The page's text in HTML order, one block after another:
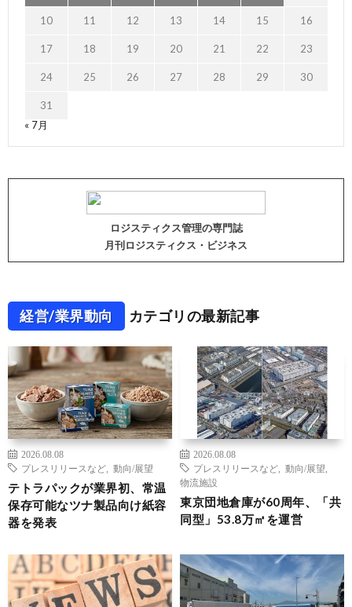
10 11 12 13 14 15 16
17 18 19 20 21 22 23
24 25 26 27 28 29 30
31
« 7月
ロジスティクス管理の専門誌
月刊ロジスティクス・ビジネス
経営/業界動向 カテゴリの最新記事
2026.08.08
プレスリリースなど
動向/展望
テトラパックが業界初、常温
保存可能なツナ製品向け紙容
器を発表
2026.08.08
プレスリリースなど
動向/展望
物流施設
東京団地倉庫が60周年、「共
同型」53.8万㎡を運営